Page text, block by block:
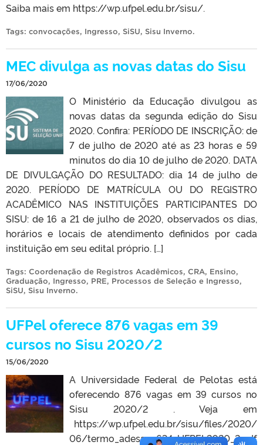
Saiba mais em https://wp.ufpel.edu.br/sisu/.
Tags: convocações, Ingresso, SiSU, Sisu Inverno.
MEC divulga as novas datas do Sisu
17/06/2020
O Ministério da Educação divulgou as
novas datas da segunda edição do Sisu
2020. Confira: PERÍODO DE INSCRIÇÃO: de
7 de julho de 2020 até as 23 horas e 59
minutos do dia 10 de julho de 2020. DATA
DE DIVULGAÇÃO DO RESULTADO: dia 14 de julho de
2020. PERÍODO DE MATRÍCULA OU DO REGISTRO
ACADÊMICO NAS INSTITUIÇÕES PARTICIPANTES DO
SISU: de 16 a 21 de julho de 2020, observados os dias,
horários e locais de atendimento definidos por cada
instituição em seu edital próprio. […]
Tags: Coordenação de Registros Acadêmicos, CRA, Ensino,
Graduação, Ingresso, PRE, Processos de Seleção e Ingresso,
SiSU, Sisu Inverno.
UFPel oferece 876 vagas em 39
cursos no Sisu 2020/2
15/06/2020
A Universidade Federal de Pelotas está
oferecendo 876 vagas em 39 cursos no
Sisu 2020/2 . Veja em
https://wp.ufpel.edu.br/sisu/files/2020/
06/termo_adesao_634_UFPEL2020_2.pdf